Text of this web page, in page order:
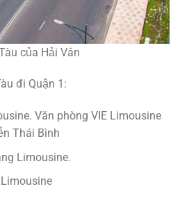
của Hải Vân
đi Quận 1:
Văn phòng VIE Limousine
Thái Bình
Limousine.